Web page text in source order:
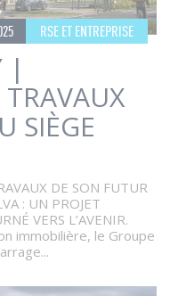
RSE ET ENTREPRISE
|
SIÈGE
DE SON FUTUR
: UN PROJET
VERS L’AVENIR.
immobilière, le Groupe